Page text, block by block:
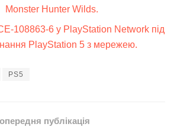
Monster Hunter Wilds.
108863-6 у PlayStation Network під
PlayStation 5 з мережею.
PS5
публікація